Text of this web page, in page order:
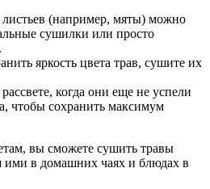
(например, мяты) можно
сушилки или просто
яркость цвета трав, сушите их
когда они еще не успели
чтобы сохранить максимум
вы сможете сушить травы
ими в домашних чаях и блюдах в